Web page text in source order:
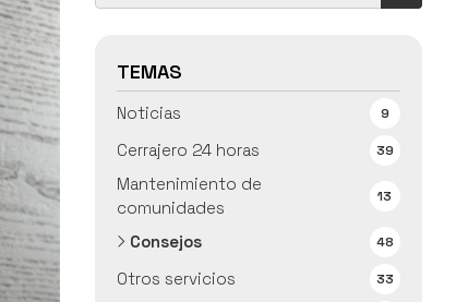
TEMAS
Noticias 9
Cerrajero 24 horas 39
Mantenimiento de
comunidades
13
Consejos 48
Otros servicios 33